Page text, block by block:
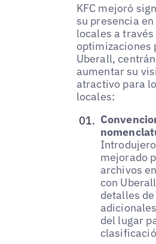
KFC mejoró
su presencia
locales a través
optimizaciones
Uberall,
aumentar su
atractivo para
locales:
mejorado
archivos
con
detalles
del lugar